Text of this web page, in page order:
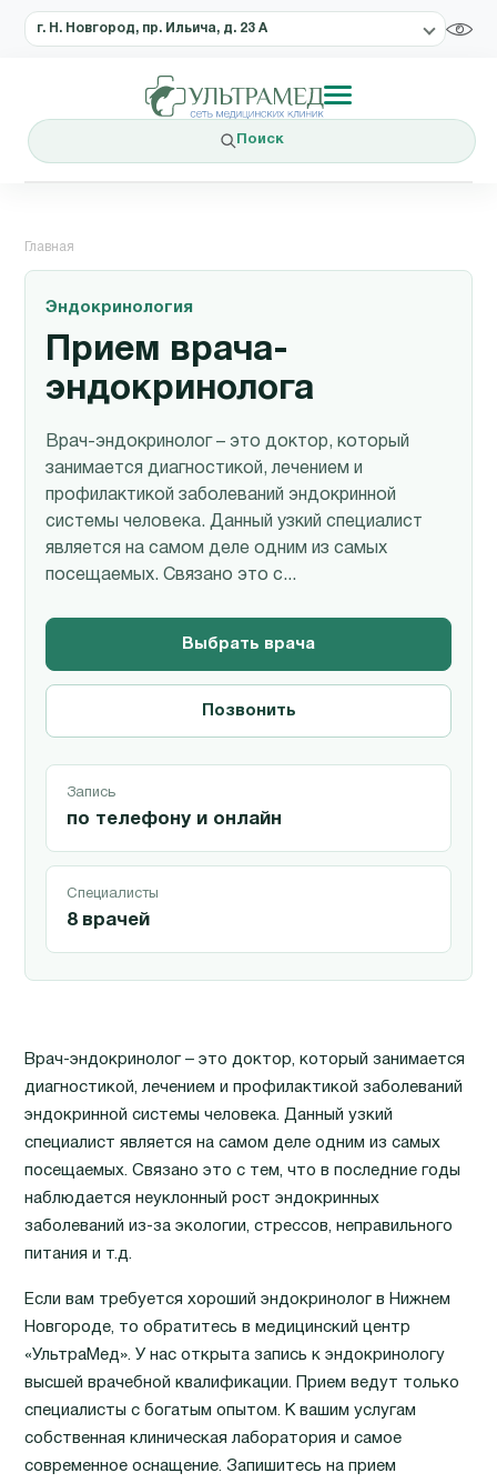
г. Н. Новгород, пр. Ильича, д. 23 А
Поиск
Главная
Эндокринология
Прием врача-
эндокринолога
Врач-эндокринолог – это доктор, который
занимается диагностикой, лечением и
профилактикой заболеваний эндокринной
системы человека. Данный узкий специалист
является на самом деле одним из самых
посещаемых. Связано это с...
Выбрать врача
Позвонить
Запись
по телефону и онлайн
Специалисты
8 врачей
Врач-эндокринолог – это доктор, который занимается
диагностикой, лечением и профилактикой заболеваний
эндокринной системы человека. Данный узкий
специалист является на самом деле одним из самых
посещаемых. Связано это с тем, что в последние годы
наблюдается неуклонный рост эндокринных
заболеваний из-за экологии, стрессов, неправильного
питания и т.д.
Если вам требуется хороший эндокринолог в Нижнем
Новгороде, то обратитесь в медицинский центр
«УльтраМед». У нас открыта запись к эндокринологу
высшей врачебной квалификации. Прием ведут только
специалисты с богатым опытом. К вашим услугам
собственная клиническая лаборатория и самое
современное оснащение. Запишитесь на прием